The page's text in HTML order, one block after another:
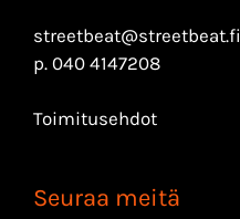
streetbeat@streetbeat.fi
p. 040 4147208
Toimitusehdot
Seuraa meitä